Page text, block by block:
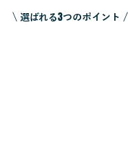
\ 選ばれる3つのポイント /